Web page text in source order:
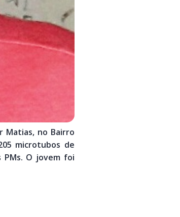
Matias, no Bairro
microtubos de
PMs. O jovem foi